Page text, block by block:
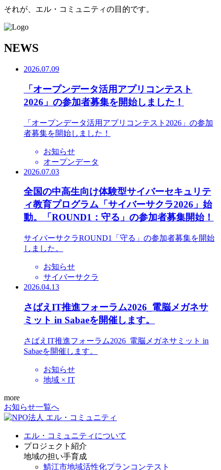
それが、エル・コミュニティの目的です。
NEWS
2026.07.09
「オープンデータ活用アプリコンテスト
2026」の参加者募集を開始しました！
「オープンデータ活用アプリコンテスト2026」の参加
者募集を開始しました！
お知らせ
オープンデータ
2026.07.03
全国の中高生向け体験型サイバーセキュリテ
ィ教育プログラム「サイバーサクラ2026」始
動。「ROUND1：守る」の参加者募集開始！
サイバーサクラROUND1「守る」の参加者募集を開始
しました。
お知らせ
サイバーサクラ
2026.04.13
さばえIT推進フォーラム2026_電脳メガネサ
ミット in Sabaeを開催します。
さばえIT推進フォーラム2026_電脳メガネサミット in
Sabaeを開催します。
お知らせ
地域 × IT
more
お知らせ一覧へ
エル・コミュニティについて
プロジェクト紹介
地域の担い手育成
鯖江市地域活性化プランコンテスト